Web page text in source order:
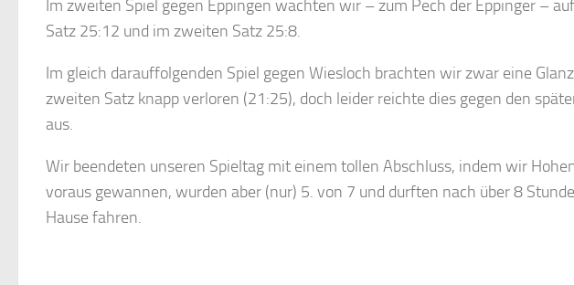
Im zweiten Spiel gegen Eppingen wachten wir – zum Pech der Eppinger –
Satz 25:12 und im zweiten Satz 25:8.
Im gleich darauffolgenden Spiel gegen Wiesloch brachten wir zwar eine
zweiten Satz knapp verloren (21:25), doch leider reichte dies gegen den
aus.
Wir beendeten unseren Spieltag mit einem tollen Abschluss, indem wir
voraus gewannen, wurden aber (nur) 5. von 7 und durften nach über 8
Hause fahren.